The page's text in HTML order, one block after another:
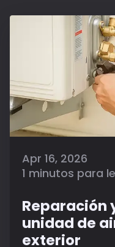
Apr 16, 2026
1 minutos para
Reparación
unidad de
exterior